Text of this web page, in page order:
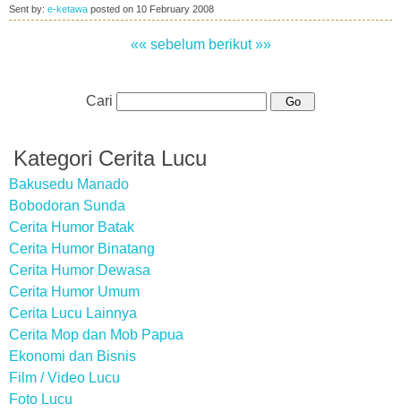
Sent by: e-ketawa posted on 10 February 2008
«« sebelum berikut »»
Cari
Kategori Cerita Lucu
Bakusedu Manado
Bobodoran Sunda
Cerita Humor Batak
Cerita Humor Binatang
Cerita Humor Dewasa
Cerita Humor Umum
Cerita Lucu Lainnya
Cerita Mop dan Mob Papua
Ekonomi dan Bisnis
Film / Video Lucu
Foto Lucu